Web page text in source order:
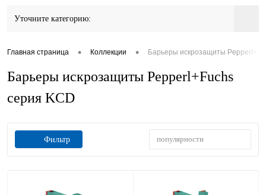
Уточните категорию:
Главная страница • Коллекции • Барьеры искрозащиты
Барьеры искрозащиты Pepperl+Fuchs
серия KCD
Фильтр популярности